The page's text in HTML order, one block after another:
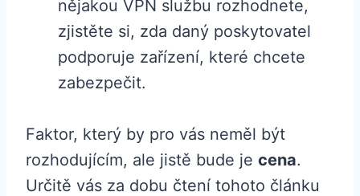
nějakou VPN službu rozhodnete,
zjistěte si, zda daný poskytovatel
podporuje zařízení, které chcete
zabezpečit.
Faktor, který by pro vás neměl být
rozhodujícím, ale jistě bude je cena.
Určitě vás za dobu čtení tohoto článku